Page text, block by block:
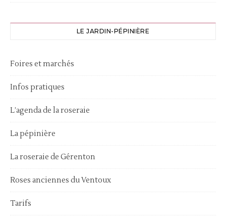
LE JARDIN-PÉPINIÈRE
Foires et marchés
Infos pratiques
L’agenda de la roseraie
La pépinière
La roseraie de Gérenton
Roses anciennes du Ventoux
Tarifs